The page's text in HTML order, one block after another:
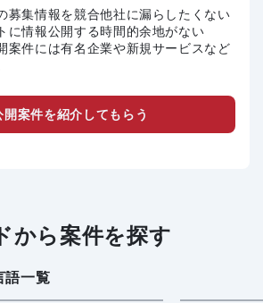
募集情報を競合他社に漏らしたくない
に情報公開する時間的余地がない
案件には有名企業や新規サービスなど
開案件を紹介してもらう
から案件を探す
語一覧